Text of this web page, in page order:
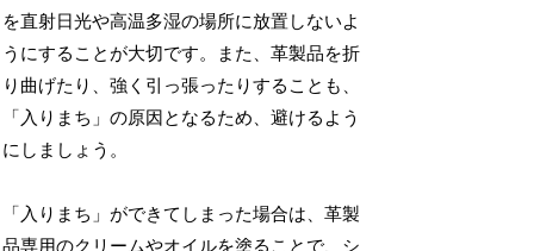
を直射日光や高温多湿の場所に放置しないよ
うにすることが大切です。また、革製品を折
り曲げたり、強く引っ張ったりすることも、
「入りまち」の原因となるため、避けるよう
にしましょう。
「入りまち」ができてしまった場合は、革製
品専用のクリームやオイルを塗ることで、シ